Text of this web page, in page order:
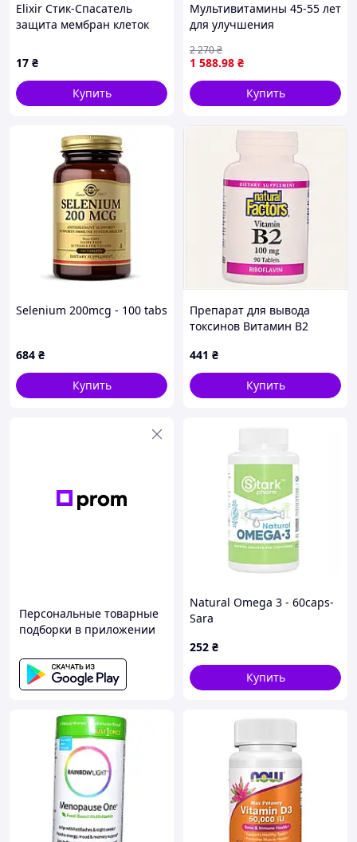
Elixir Стик-Спасатель
защита мембран клеток
17 ₴
Купить
Мультивитамины 45-55 лет
для улучшения
1535C7K59
1 588.98 ₴
2 270₴
Купить
Selenium 200mcg - 100 tabs
684 ₴
Купить
Препарат для вывода
токсинов Витамин B2
5P535M452
441 ₴
Купить
Персональные товарные
подборки в приложении
Natural Omega 3 - 60caps-
Sara
252 ₴
Купить